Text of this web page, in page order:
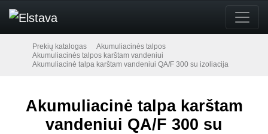
Prekių katalogas
Akumuliacinės talpos
Akumuliacinės talpos karštam vandeniui
Akumuliacinė talpa karštam vandeniui QA/F 300 su izoliacija
Akumuliacinė talpa karštam
vandeniui QA/F 300 su